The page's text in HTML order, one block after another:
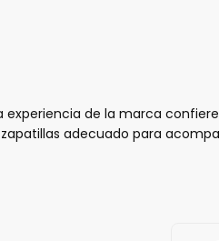
de la marca
adecuado para
ofreciendo modelos